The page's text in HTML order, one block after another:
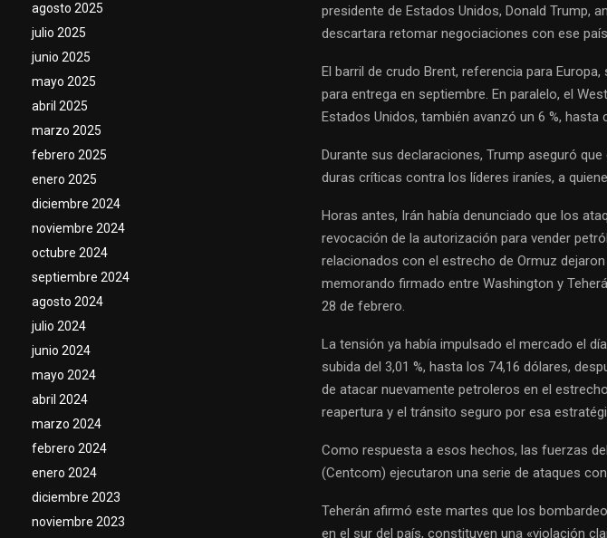
presidente de Estados Unidos, Donald Trump,
descartara retomar negociaciones con ese país.
El barril de crudo Brent, referencia para
para entrega en septiembre. En paralelo, el
Estados Unidos, también avanzó un 6 %, hasta
Durante sus declaraciones, Trump aseguró
duras críticas contra los líderes iraníes, a
Horas antes, Irán había denunciado que los
revocación de la autorización para vender
relacionados con el estrecho de Ormuz
memorando firmado entre Washington y
28 de febrero.
La tensión ya había impulsado el mercado el
subida del 3,01 %, hasta los 74,16 dólares,
de atacar nuevamente petroleros en el
reapertura y el tránsito seguro por esa
Como respuesta a esos hechos, las fuerzas
(Centcom) ejecutaron una serie de ataques
Teherán afirmó este martes que los
en el sur del país, constituyen una «violación
agosto 2025
julio 2025
junio 2025
mayo 2025
abril 2025
marzo 2025
febrero 2025
enero 2025
diciembre 2024
noviembre 2024
octubre 2024
septiembre 2024
agosto 2024
julio 2024
junio 2024
mayo 2024
abril 2024
marzo 2024
febrero 2024
enero 2024
diciembre 2023
noviembre 2023